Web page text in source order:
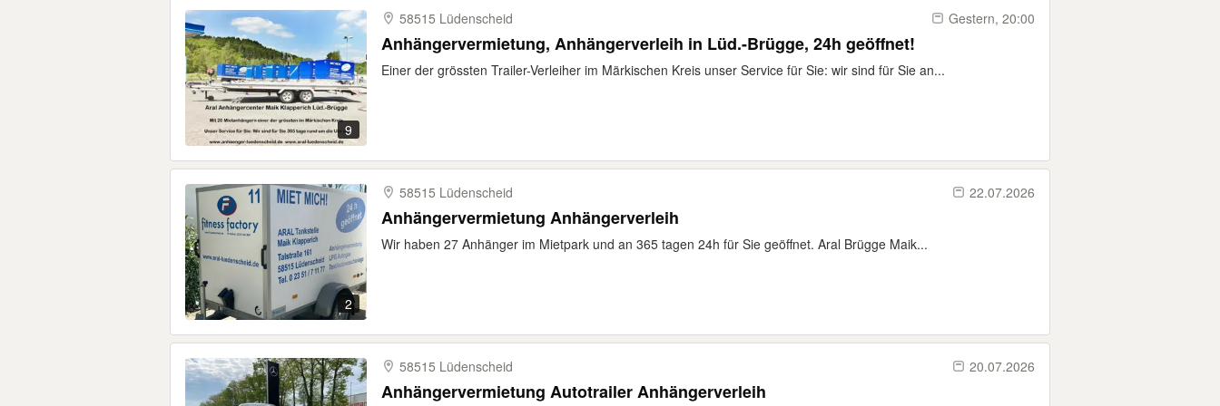
9
58515 Lüdenscheid Gestern, 20:00
Anhängervermietung, Anhängerverleih in Lüd.-Brügge, 24h geöffnet!
Einer der grössten Trailer-Verleiher im Märkischen Kreis unser Service für Sie: wir sind für Sie an...
2
58515 Lüdenscheid 22.07.2026
Anhängervermietung Anhängerverleih
Wir haben 27 Anhänger im Mietpark und an 365 tagen 24h für Sie geöffnet. Aral Brügge Maik...
58515 Lüdenscheid 20.07.2026
Anhängervermietung Autotrailer Anhängerverleih